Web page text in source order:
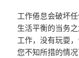
工作倦怠会破坏
生活平衡的当务
工作，没有玩耍
您不知所措的情